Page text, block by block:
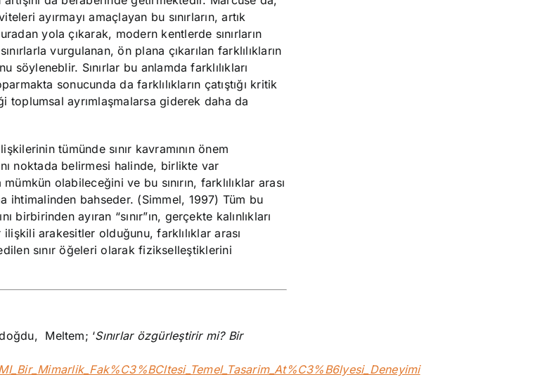
ayırmayı amaçlayan bu sınırların, artık
yola çıkarak, modern kentlerde sınırların
vurgulanan, ön plana çıkarılan farklılıkların
Sınırlar bu anlamda farklılıkları
sonucunda da farklılıkların çatıştığı kritik
ayrımlaşmalarsa giderek daha da
tümünde sınır kavramının önem
noktada belirmesi halinde, birlikte var
olabileceğini ve bu sınırın, farklılıklar arası
ihtimalinden bahseder. (Simmel, 1997) Tüm bu
birbirinden ayıran “sınır”ın, gerçekte kalınlıkları
arakesitler olduğunu, farklılıklar arası
sınır öğeleri olarak fizikselleştiklerini
Meltem; ‘Sınırlar özgürleştirir mi? Bir